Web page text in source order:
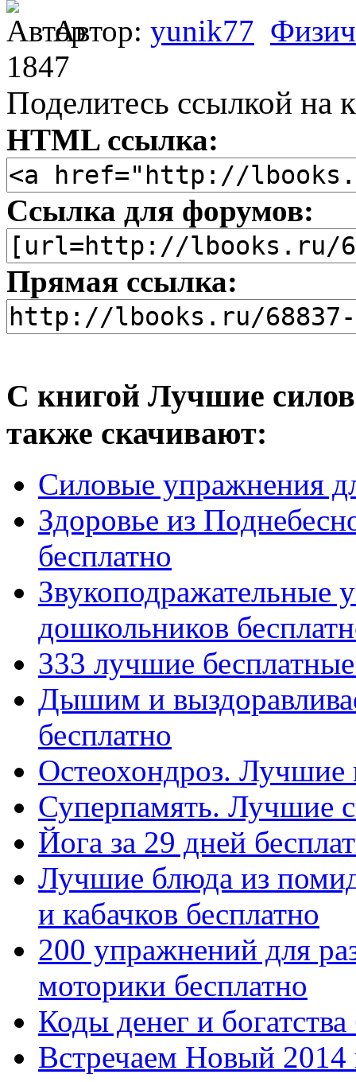
Автор: yunik77
1847
Поделитесь ссылкой на
HTML ссылка:
Ссылка для форумов:
Прямая ссылка:
С книгой Лучшие
также скачивают:
Силовые упражнения
Здоровье из
бесплатно
Звукоподражательные
дошкольников
333 лучшие
Дышим и
бесплатно
Остеохондроз. Лучшие
Суперпамять. Лучшие
Йога за 29 дней
Лучшие блюда из
и кабачков бесплатно
200 упражнений для
моторики бесплатно
Коды денег и богатства
Встречаем Новый 2014